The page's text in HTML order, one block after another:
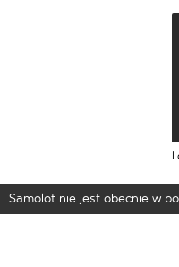
Samolot nie jest obecnie w